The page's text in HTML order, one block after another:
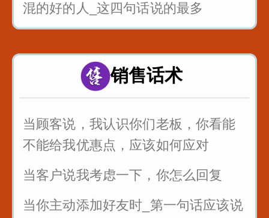
混的好的人_这四句话说的最多
答提高通过率
职场处处都是坑_要学会听弦外之音_
公司年会如何发言_为你们准备好了
销售话术
当顾客说，我认识你们老板，你看能
不能给我优惠点，应该如何应对
当客户说我考虑一下，你怎么回复
当你主动添加好友时_第一句话应该说